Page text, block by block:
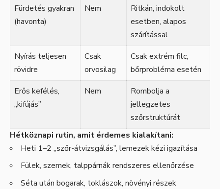
Fürdetés gyakran
(havonta)
Nem
Ritkán, indokolt
esetben, alapos
szárítással
Nyírás teljesen
rövidre
Csak
orvosilag
Csak extrém filc,
bőrprobléma esetén
Erős kefélés,
„kifújás”
Nem
Rombolja a
jellegzetes
szőrstruktúrát
Hétköznapi rutin, amit érdemes kialakítani:
Heti 1–2 „szőr-átvizsgálás”, lemezek kézi igazítása
Fülek, szemek, talppárnák rendszeres ellenőrzése
Séta után bogarak, toklászok, növényi részek